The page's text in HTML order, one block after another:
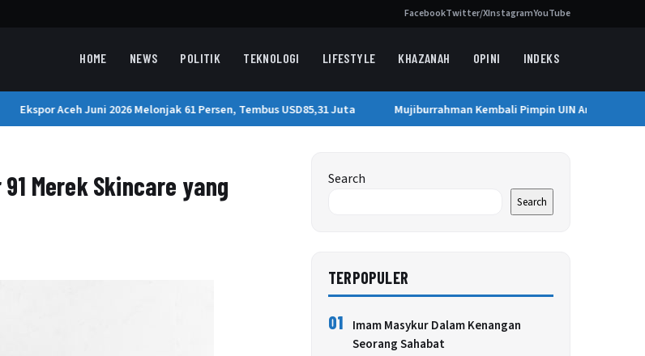
FacebookTwitter/XInstagramYouTube
HOME NEWS POLITIK TEKNOLOGI LIFESTYLE KHAZANAH OPINI INDEKS
Ekspor Aceh Juni 2026 Melonjak 61 Persen, Tembus USD85,31 Juta Mujiburrahman Kembali Pimpin UIN Ar-Raniry
Merek Skincare yang
Search
Search
TERPOPULER
01
Imam Masykur Dalam Kenangan
Seorang Sahabat